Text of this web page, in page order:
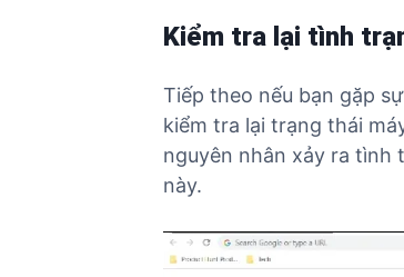
Kiểm tra lại tình
Tiếp theo nếu bạn gặp
kiểm tra lại trạng thái
nguyên nhân xảy ra tình
này.